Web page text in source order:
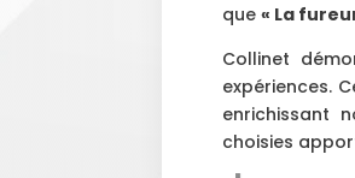
que« La
Collinet
expériences.
enrichissant
choisies